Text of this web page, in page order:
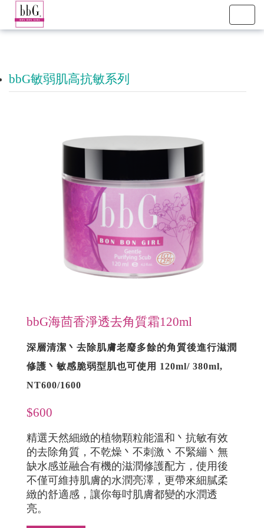
bbG敏弱肌高抗敏系列
bbG海茴香淨透去角質霜120ml
深層清潔丶去除肌膚老廢多餘的角質後進行滋潤
修護丶敏感脆弱型肌也可使用 120ml/ 380ml,
NT600/1600
$600
精選天然細緻的植物顆粒能溫和丶抗敏有效
的去除角質，不乾燥丶不刺激丶不緊繃丶無
缺水感並融合有機的滋潤修護配方，使用後
不僅可維持肌膚的水潤亮澤，更帶來細膩柔
緻的舒適感，讓你每吋肌膚都變的水潤透
亮。